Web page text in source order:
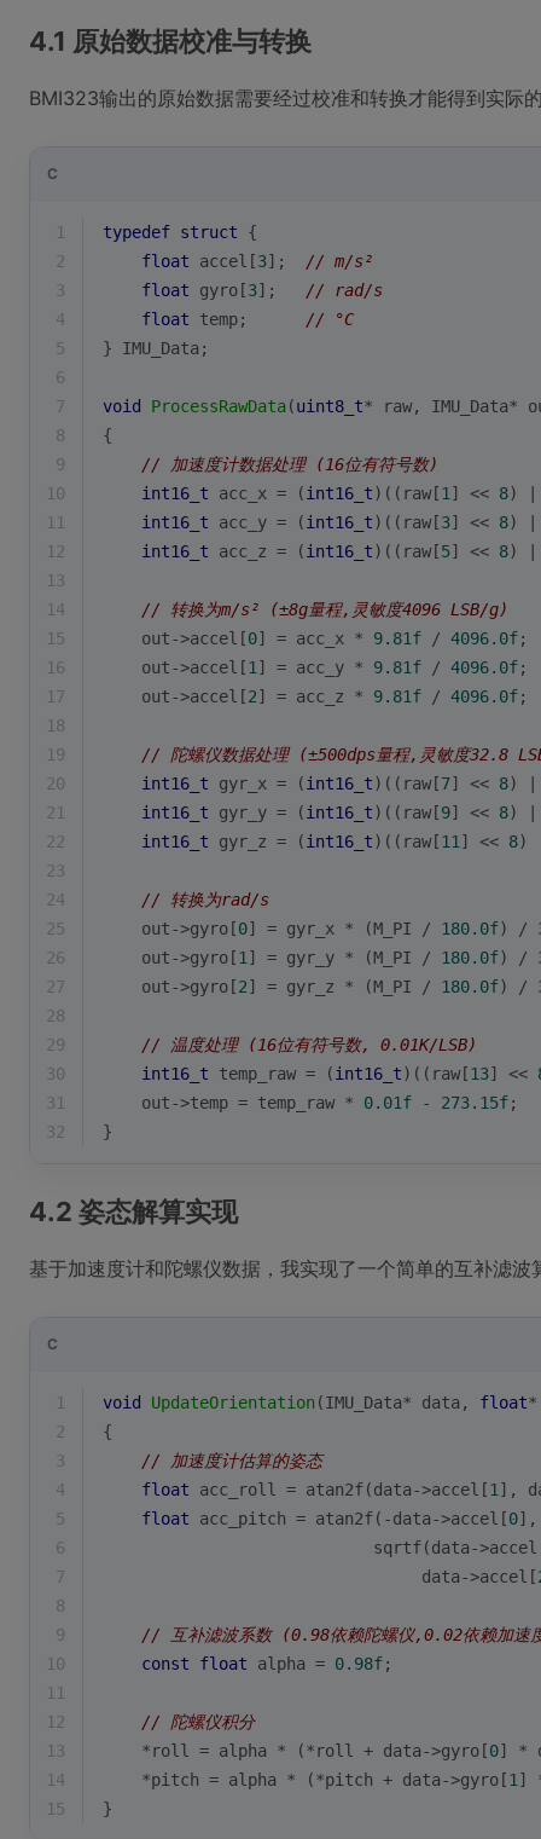
4.1 原始数据校准与转换
BMI323输出的原始数据需要经过校准和转换才能得到实际
C
1 typedef struct {
2
float accel[3]; // m/s²
3
float gyro[3]; // rad/s
4
float temp; // °C
5
} IMU_Data;
6
7
void ProcessRawData(uint8_t* raw, IMU_Data*
8
{
9
// 加速度计数据处理 (16位有符号数)
10
int16_t acc_x = (int16_t)((raw[1 ] << 8) |
11
int16_t acc_y = (int16_t)((raw[3] << 8) |
12
int16_t acc_z = (int16_t)((raw[5] << 8) |
13
14
// 转换为m/s² (±8g量程,灵敏度4096 LSB/g)
15
    out->accel[
0] = acc_x * 9.81f / 4096.0f;
16
    out->accel[
1 ] = acc_y * 9.81f / 4096.0f;
17
    out->accel[
2] = acc_z * 9.81f / 4096.0f;
18
19
// 陀螺仪数据处理 (±500dps量程,灵敏度32.8
20
int16_t gyr_x = (int16_t)((raw[7] << 8) |
21
int16_t gyr_y = (int16_t)((raw[9] << 8) |
22
int16_t gyr_z = (int16_t)((raw[11 ] << 8)
23
24
// 转换为rad/s
25
    out->gyro[
0] = gyr_x * (M_PI / 180.0f) /
26
    out->gyro[
1 ] = gyr_y * (M_PI / 180.0f) /
27
    out->gyro[
2] = gyr_z * (M_PI / 180.0f) /
28
29
// 温度处理 (16位有符号数, 0.01K/LSB)
30
int16_t temp_raw = (int16_t)((raw[13] <<
31
    out->temp = temp_raw *
0.01f - 273.15f;
32
}
4.2 姿态解算实现
基于加速度计和陀螺仪数据，我实现了一个简单的互补滤波
C
1 void UpdateOrientation(IMU_Data* data, float
2
{
3
// 加速度计估算的姿态
4
float acc_roll = atan2f(data->accel[1 ],
5
float acc_pitch = atan2f(-data->accel[0
6
sqrtf(data-
7
                                 data->accel[
8
9
// 互补滤波系数 (0.98依赖陀螺仪,0.02依赖加速
10
const float alpha = 0.98f;
11
12
// 陀螺仪积分
13
    *roll = alpha * (*roll + data->gyro[
0] *
14
    *pitch = alpha * (*pitch + data->gyro[
1 ]
15
}